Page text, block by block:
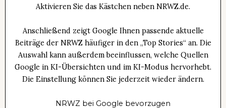
Aktivieren Sie das Kästchen neben NRWZ.de.
Anschließend zeigt Google Ihnen passende aktuelle
Beiträge der NRWZ häufiger in den „Top Stories“ an. Die
Auswahl kann außerdem beeinflussen, welche Quellen
Google in KI-Übersichten und im KI-Modus hervorhebt.
Die Einstellung können Sie jederzeit wieder ändern.
NRWZ bei Google bevorzugen